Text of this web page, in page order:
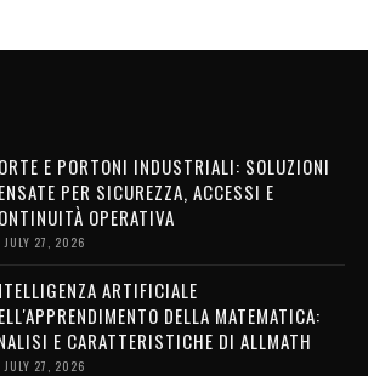
E PORTONI INDUSTRIALI: SOLUZIONI
PER SICUREZZA, ACCESSI E
OPERATIVA
JULY 27, 2026
ARTIFICIALE
DELLA MATEMATICA:
E CARATTERISTICHE DI ALLMATH
JULY 27, 2026